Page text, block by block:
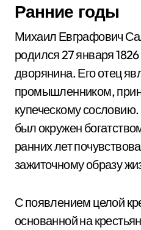
Ранние годы
Михаил Евграфович
родился 27 января
дворянина. Его отец
промышленником,
купеческому
был окружен
ранних лет
зажиточному образу
С появлением целой
основанной на